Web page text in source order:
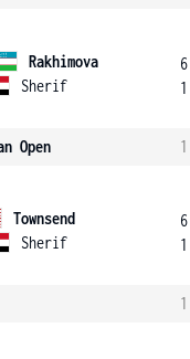
Rakhimova
Sherif
6
1
Open 1
Townsend
Sherif
6
1
1